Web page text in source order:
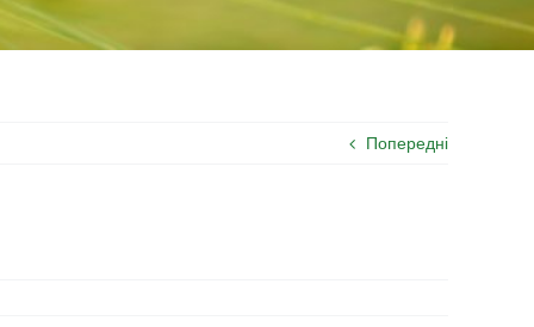
Попередні